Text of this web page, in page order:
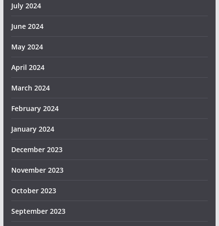
July 2024
June 2024
May 2024
April 2024
March 2024
February 2024
January 2024
December 2023
November 2023
October 2023
September 2023